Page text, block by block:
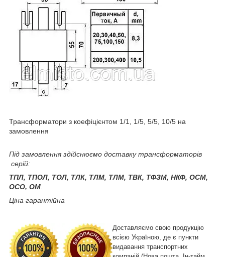
Трансформатори з коефіцієнтом 1/1, 1/5, 5/5, 10/5 на
замовлення
Під замовлення здійснюємо доставку трансформаторів
серій:
ТПЛ, ТПОЛ, ТОЛ, ТЛК, ТЛМ, ТЛМ, ТВК, ТФЗМ, НКФ, ОСМ,
ОСО, ОМ
Ціна гарантійна
Доставляємо свою продукцію
всією Україною, де є пункти
видавання транспортних